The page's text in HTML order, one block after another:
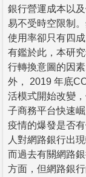
銀行營運成本以
易不受時空限制
使用率卻只有四成
有鑑於此，本研
行轉換意圖的因
外， 2019 年底
活模式開始改變
子商務平台快速
疫情的爆發是否有
人對網路銀行出現
而過去有關網路
方面，但網路銀